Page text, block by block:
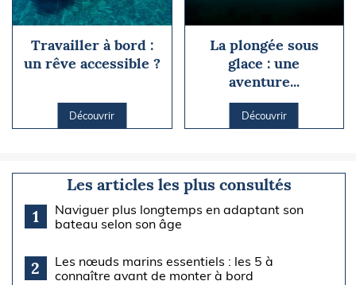
Travailler à bord :
un rêve accessible ?
Découvrir
La plongée sous
glace : une
aventure...
Découvrir
Les articles les plus consultés
1
Naviguer plus longtemps en adaptant son
bateau selon son âge
2
Les nœuds marins essentiels : les 5 à
connaître avant de monter à bord